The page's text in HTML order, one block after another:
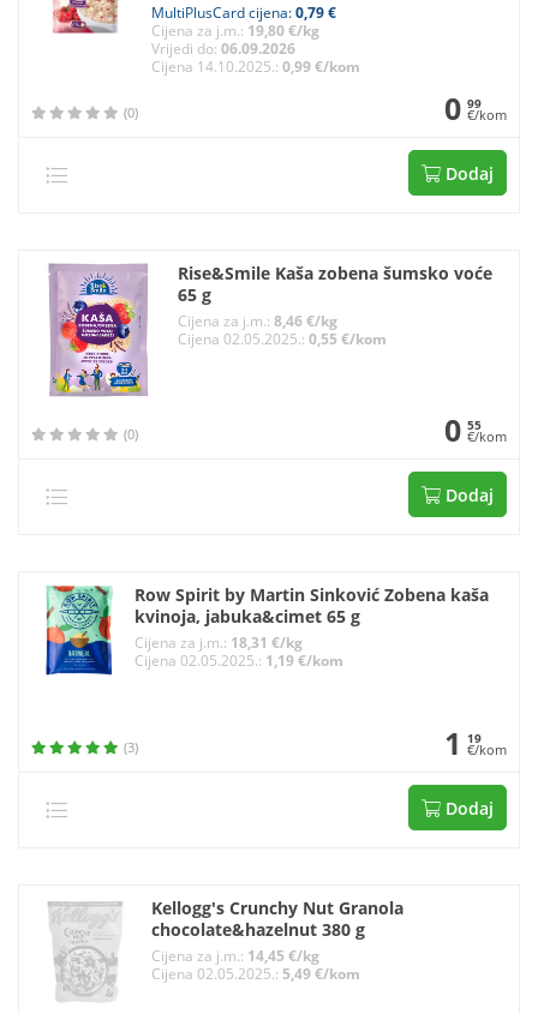
MultiPlusCard cijena:0,79 €
Cijena za j.m.: 19,80 €/kg
Vrijedi do: 06.09.2026
Cijena 14.10.2025.: 0,99 €/kom
(0) 0 99
€/kom
Dodaj
Rise&Smile Kaša zobena šumsko voće
65 g
Cijena za j.m.: 8,46 €/kg
Cijena 02.05.2025.: 0,55 €/kom
(0) 0 55
€/kom
Dodaj
Row Spirit by Martin Sinković Zobena kaša
kvinoja, jabuka&cimet 65 g
Cijena za j.m.: 18,31 €/kg
Cijena 02.05.2025.: 1,19 €/kom
(3) 1 19
€/kom
Dodaj
Kellogg's Crunchy Nut Granola
chocolate&hazelnut 380 g
Cijena za j.m.: 14,45 €/kg
Cijena 02.05.2025.:5,49 €/kom